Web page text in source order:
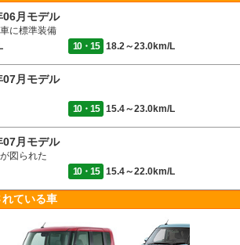
月モデル
に標準装備
10・15 18.2～23.0km/L
月モデル
10・15 15.4～23.0km/L
月モデル
図られた
10・15 15.4～22.0km/L
ている車